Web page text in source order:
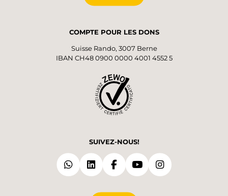
COMPTE POUR LES DONS
Suisse Rando, 3007 Berne
IBAN CH48 0900 0000 4001 4552 5
SUIVEZ-NOUS!